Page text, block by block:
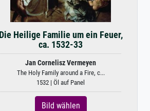
Die Heilige Familie um ein Feuer,
ca. 1532-33
Jan Cornelisz Vermeyen
The Holy Family around a Fire, c...
1532 | Öl auf Panel
Bild wählen